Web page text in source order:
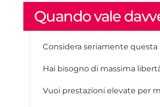
Quando vale
Considera seriamente questa
Hai bisogno di massima
Vuoi prestazioni elevate per